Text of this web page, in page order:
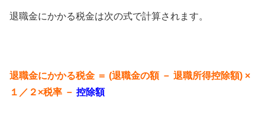
退職金にかかる税金は次の式で計算されます。
退職金にかかる税金 ＝ (退職金の額 － 退職所得控除額) ×
１／２×税率 － 控除額